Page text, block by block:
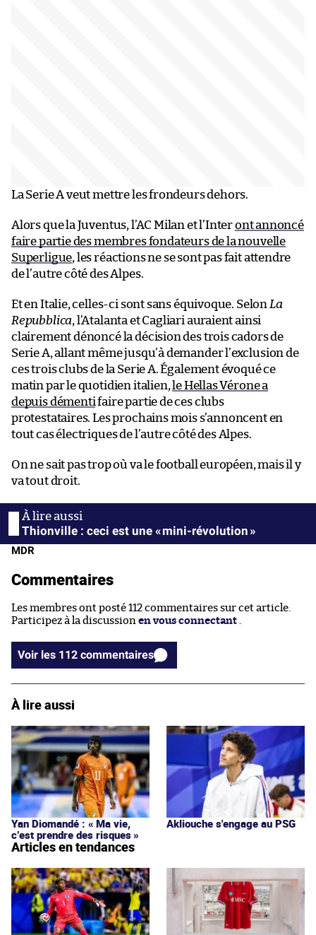
La Serie A veut mettre les frondeurs dehors.
Alors que la Juventus, l’AC Milan et l’Interont annoncé
faire partie des membres fondateurs de la nouvelle
Superligue, les réactions ne se sont pas fait attendre
de l’autre côté des Alpes.
Et en Italie, celles-ci sont sans équivoque. Selon La
Repubblica, l’Atalanta et Cagliari auraient ainsi
clairement dénoncé la décision des trois cadors de
Serie A, allant même jusqu’à demander l’exclusion de
ces trois clubs de la Serie A. Également évoqué ce
matin par le quotidien italien, le Hellas Vérone a
depuis démentifaire partie de ces clubs
protestataires. Les prochains mois s’annoncent en
tout cas électriques de l’autre côté des Alpes.
On ne sait pas trop où va le football européen, mais il y
va tout droit.
Thionville : ceci est une « mini-révolution »
MDR
Commentaires
Les membres ont posté 112 commentaires sur cet article.
Participez à la discussion en vous connectant
Voir les 112 commentaires
À lire aussi
Yan Diomandé : « Ma vie,
c’est prendre des risques »
Akliouche s'engage au PSG
Articles en tendances